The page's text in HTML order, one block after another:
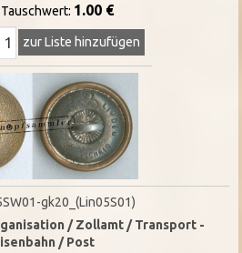
1.00 €
zur Liste hinzufügen
gk20_(Lin05S01)
/ Zollamt / Transport -
/ Post